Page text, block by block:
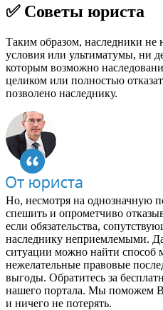
✅ Советы юриста
Таким образом, наследники не
условия или ультиматумы, ни
которым возможно
целиком или полностью
позволено наследнику.
Но, несмотря на однозначную
спешить и опрометчиво
если обязательства,
наследнику неприемлемыми.
ситуации можно найти способ
нежелательные правовые
выгоды. Обратитесь за
нашего портала. Мы поможем
и ничего не потерять.